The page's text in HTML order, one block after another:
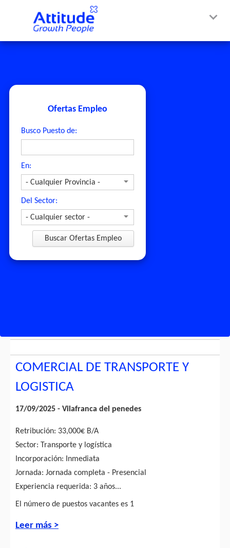
Ofertas Empleo
Busco Puesto de:
En:
Del Sector:
Buscar Ofertas Empleo
COMERCIAL DE TRANSPORTE Y
LOGISTICA
17/09/2025 - Vilafranca del penedes
Retribución: 33,000€ B/A
Sector: Transporte y logística
Incorporación: Inmediata
Jornada: Jornada completa - Presencial
Experiencia requerida: 3 años...
El número de puestos vacantes es 1
Leer más >